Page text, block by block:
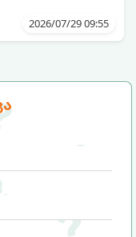
რომლებიც
2026/07/29 09:55